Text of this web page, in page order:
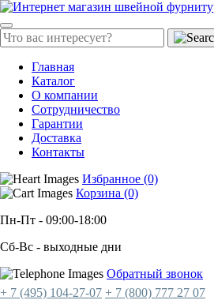
Главная
Каталог
О компании
Сотрудничество
Гарантии
Доставка
Контакты
Избранное (0)
Корзина (0)
Пн-Пт - 09:00-18:00
Сб-Вс - выходные дни
Обратный звонок
+ 7 (495) 104-27-07 + 7 (800) 777 27 07